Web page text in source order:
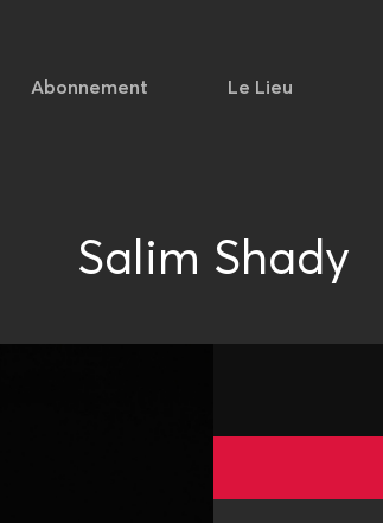
Abonnement Le Lieu
Salim Shady